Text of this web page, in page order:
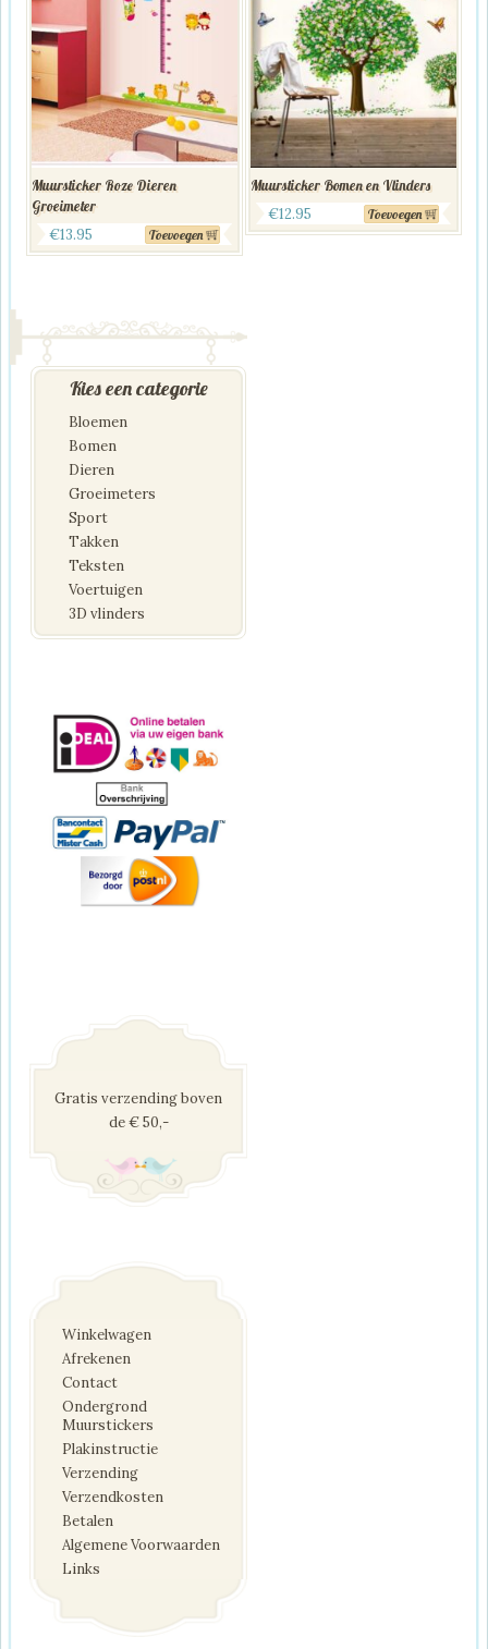
Muursticker Roze Dieren
Groeimeter
€13.95 Toevoegen
Muursticker Bomen en Vlinders
€12.95 Toevoegen
Kies een categorie
Bloemen
Bomen
Dieren
Groeimeters
Sport
Takken
Teksten
Voertuigen
3D vlinders
Gratis verzending boven
de € 50,-
Winkelwagen
Afrekenen
Contact
Ondergrond
Muurstickers
Plakinstructie
Verzending
Verzendkosten
Betalen
Algemene Voorwaarden
Links